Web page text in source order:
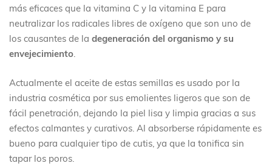
más eficaces que la vitamina C y la vitamina E para
neutralizar los radicales libres de oxígeno que son uno de
los causantes de la degeneración del organismo y su
envejecimiento.
Actualmente el aceite de estas semillas es usado por la
industria cosmética por sus emolientes ligeros que son de
fácil penetración, dejando la piel lisa y limpia gracias a sus
efectos calmantes y curativos. Al absorberse rápidamente es
bueno para cualquier tipo de cutis, ya que la tonifica sin
tapar los poros.